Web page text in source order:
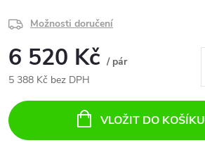
Možnosti doručení
6 520 Kč / pár
5 388 Kč bez DPH
cena:
VLOŽIT DO KOŠÍKU